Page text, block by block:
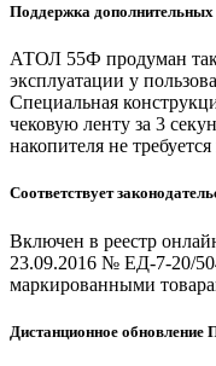
Поддержка дополнительных
АТОЛ 55Ф продуман
эксплуатации у
Специальная
чековую ленту за 3
накопителя не
Соответствует
Включен в реестр
23.09.2016 № ЕД-7-20/
маркированными
Дистанционное обновление